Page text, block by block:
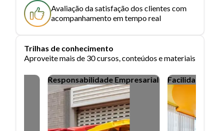
Avaliação da satisfação dos clientes com
acompanhamento em tempo real
Trilhas de conhecimento
Aproveite mais de 30 cursos, conteúdos e materiais
Responsabilidade Empresarial Facilidades